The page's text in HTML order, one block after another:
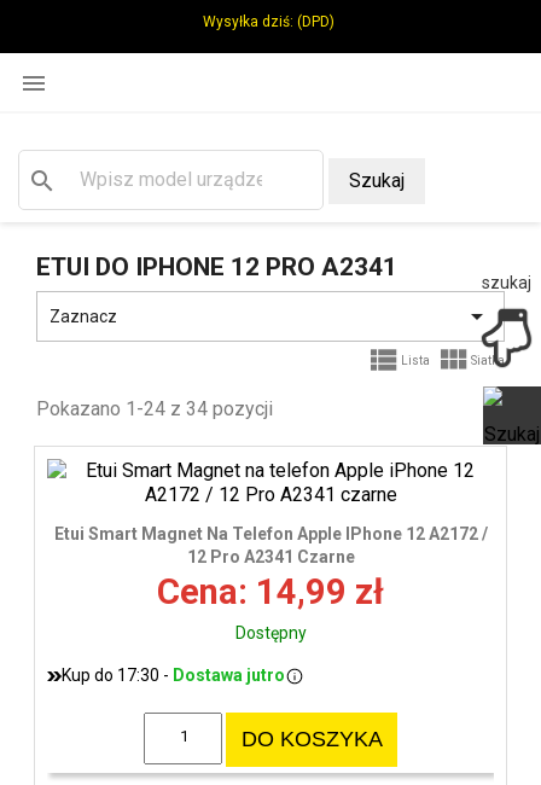
Wysyłka dziś: (DPD)

search Szukaj
ETUI DO IPHONE 12 PRO A2341
Zaznacz 
 Lista  Siatka
Pokazano 1-24 z 34 pozycji
Etui Smart Magnet Na Telefon Apple IPhone 12 A2172 /
12 Pro A2341 Czarne
Cena: 14,99 zł
Dostępny
Kup do 17:30 - Dostawa jutro
DO KOSZYKA
szukaj